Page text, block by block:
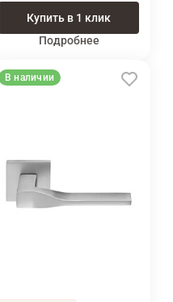
Купить в 1 клик
Подробнее
В наличии